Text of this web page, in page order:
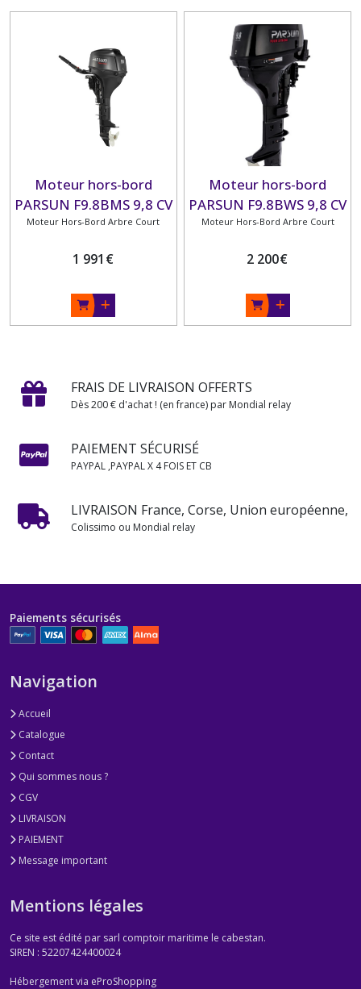
Moteur hors-bord
PARSUN F9.8BMS 9,8 CV
4 TEMPS ARBRE COURT
Moteur Hors-Bord Arbre Court
1 991 €
Moteur hors-bord
PARSUN F9.8BWS 9,8 CV
4 TEMPS ARBRE COURT
Moteur Hors-Bord Arbre Court
2 200€
FRAIS DE LIVRAISON OFFERTS
Dès 200 € d'achat ! (en france) par Mondial relay
PAIEMENT SÉCURISÉ
PAYPAL ,PAYPAL X 4 FOIS ET CB
LIVRAISON France, Corse, Union européenne,
Colissimo ou Mondial relay
Paiements sécurisés
Navigation
Accueil
Catalogue
Contact
Qui sommes nous ?
CGV
LIVRAISON
PAIEMENT
Message important
Mentions légales
Ce site est édité par sarl comptoir maritime le cabestan.
SIREN : 52207424400024
Hébergement via eProShopping